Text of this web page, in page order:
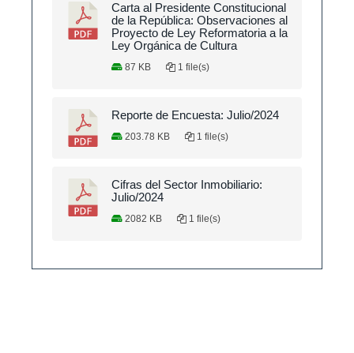
Carta al Presidente Constitucional
de la República: Observaciones al
Proyecto de Ley Reformatoria a la
Ley Orgánica de Cultura
87 KB 1 file(s)
Reporte de Encuesta: Julio/2024
203.78 KB 1 file(s)
Cifras del Sector Inmobiliario:
Julio/2024
2082 KB 1 file(s)